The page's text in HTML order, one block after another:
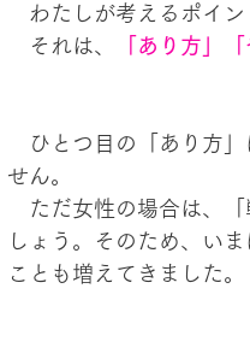
わたしが考えるポイン
それは、
「あり方」
ひとつ目の「あり方」
せん。
ただ女性の場合は、「
しょう。そのため、い
ことも増えてきました。